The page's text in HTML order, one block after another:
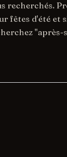
recherchés.
fêtes d'été et